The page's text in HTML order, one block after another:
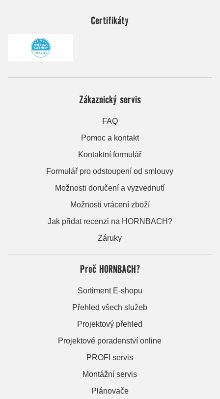
Certifikáty
Zákaznický servis
FAQ
Pomoc a kontakt
Kontaktní formulář
Formulář pro odstoupení od smlouvy
Možnosti doručení a vyzvednutí
Možnosti vrácení zboží
Jak přidat recenzi na HORNBACH?
Záruky
Proč HORNBACH?
Sortiment E-shopu
Přehled všech služeb
Projektový přehled
Projektové poradenství online
PROFI servis
Montážní servis
Plánovače